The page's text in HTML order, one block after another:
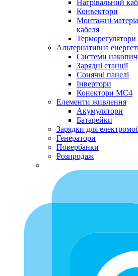
Нагрівальний
Конвектори
Монтажні
кабеля
Терморегулятори
Альтернативна
Системи
Зарядні станції
Сонячні панелі
Інвертори
Конектори МС4
Елементи живлення
Акумулятори
Батарейки
Зарядки для
Генератори
Повербанки
Розпродаж